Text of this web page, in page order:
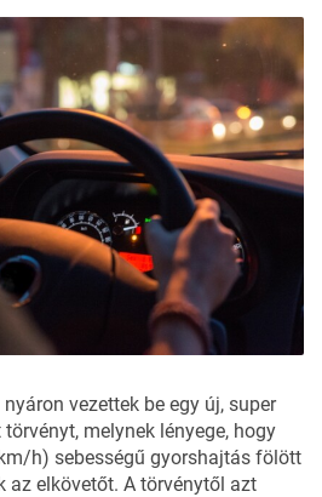
vezettek be egy új, super
melynek lényege, hogy
h) sebességű gyorshajtás fölött
az elkövetőt. A törvénytől azt